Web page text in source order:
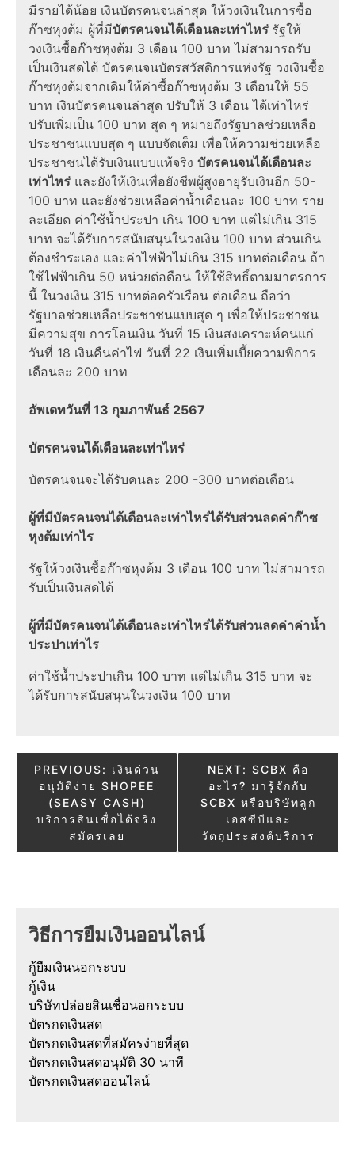
มีรายได้น้อย เงินบัตรคนจนล่าสุด ให้วงเงินในการซื้อ
ก๊าซหุงต้ม ผู้ที่มีบัตรคนจนได้เดือนละเท่าไหร่ รัฐให้
วงเงินซื้อก๊าซหุงต้ม 3 เดือน 100 บาท ไม่สามารถรับ
เป็นเงินสดได้ บัตรคนจนบัตรสวัสดิการแห่งรัฐ วงเงินซื้อ
ก๊าซหุงต้มจากเดิมให้ค่าซื้อก๊าซหุงต้ม 3 เดือนให้ 55
บาท เงินบัตรคนจนล่าสุด ปรับให้ 3 เดือนได้เท่าไหร่
ปรับเพิ่มเป็น 100 บาท สุด ๆ หมายถึงรัฐบาลช่วยเหลือ
ประชาชนแบบสุด ๆ แบบจัดเต็ม เพื่อให้ความช่วยเหลือ
ประชาชนได้รับเงินแบบแท้จริง บัตรคนจนได้เดือนละ
เท่าไหร่ และยังให้เงินเพื่อยังชีพผู้สูงอายุรับเงินอีก 50-
100 บาท และยังช่วยเหลือค่าน้ำเดือนละ 100 บาท ราย
ละเอียด ค่าใช้น้ำประปา เกิน 100 บาท แต่ไม่เกิน 315
บาท จะได้รับการสนับสนุนในวงเงิน 100 บาท ส่วนเกิน
ต้องชำระเอง และค่าไฟฟ้าไม่เกิน 315 บาทต่อเดือน ถ้า
ใช้ไฟฟ้าเกิน 50 หน่วยต่อดือน ให้ใช้สิทธิ์ตามมาตรการ
นี้ ในวงเงิน 315 บาทต่อครัวเรือน ต่อเดือน ถือว่า
รัฐบาลช่วยเหลือประชาชนแบบสุด ๆ เพื่อให้ประชาชน
มีความสุข การโอนเงิน วันที่ 15 เงินสงเคราะห์คนแก่
วันที่ 18 เงินคืนค่าไฟ วันที่ 22 เงินเพิ่มเบี้ยความพิการ
เดือนละ 200 บาท
อัพเดทวันที่ 13 กุมภาพันธ์ 2567
บัตรคนจนได้เดือนละเท่าไหร่
บัตรคนจนจะได้รับคนละ 200 -300 บาทต่อเดือน
ผู้ที่มีบัตรคนจนได้เดือนละเท่าไหร่ได้รับส่วนลดค่าก๊าซ
หุงต้มเท่าไร
รัฐให้วงเงินซื้อก๊าซหุงต้ม 3 เดือน 100 บาท ไม่สามารถ
รับเป็นเงินสดได้
ผู้ที่มีบัตรคนจนได้เดือนละเท่าไหร่ได้รับส่วนลดค่าค่าน้ำ
ประปาเท่าไร
ค่าใช้น้ำประปาเกิน 100 บาท แต่ไม่เกิน 315 บาท จะ
ได้รับการสนับสนุนในวงเงิน 100 บาท
Post
navigation
PREVIOUS: เงินด่วน
อนุมัติง่าย SHOPEE
(SEASY CASH)
บริการสินเชื่อได้จริง
สมัครเลย
NEXT: SCBX คือ
อะไร? มารู้จักกับ
SCBX หรือบริษัทลูก
เอสซีบีและ
วัตถุประสงค์บริการ
วิธีการยืมเงินออนไลน์
กู้ยืมเงินนอกระบบ
กู้เงิน
บริษัทปล่อยสินเชื่อนอกระบบ
บัตรกดเงินสด
บัตรกดเงินสดที่สมัครง่ายที่สุด
บัตรกดเงินสดอนุมัติ 30 นาที
บัตรกดเงินสดออนไลน์